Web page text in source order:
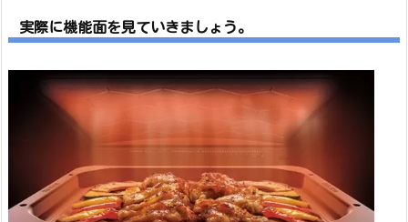
実際に機能面を見ていきましょう。